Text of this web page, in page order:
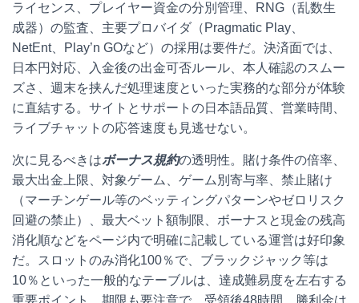
ライセンス、プレイヤー資金の分別管理、RNG（乱数生
成器）の監査、主要プロバイダ（Pragmatic Play、
NetEnt、Play’n GOなど）の採用は要件だ。決済面では、
日本円対応、入金後の出金可否ルール、本人確認のスムー
ズさ、週末を挟んだ処理速度といった実務的な部分が体験
に直結する。サイトとサポートの日本語品質、営業時間、
ライブチャットの応答速度も見逃せない。
次に見るべきはボーナス規約の透明性。賭け条件の倍率、
最大出金上限、対象ゲーム、ゲーム別寄与率、禁止賭け
（マーチンゲール等のベッティングパターンやゼロリスク
回避の禁止）、最大ベット額制限、ボーナスと現金の残高
消化順などをページ内で明確に記載している運営は好印象
だ。スロットのみ消化100％で、ブラックジャック等は
10％といった一般的なテーブルは、達成難易度を左右する
重要ポイント。期限も要注意で、受領後48時間、勝利金は